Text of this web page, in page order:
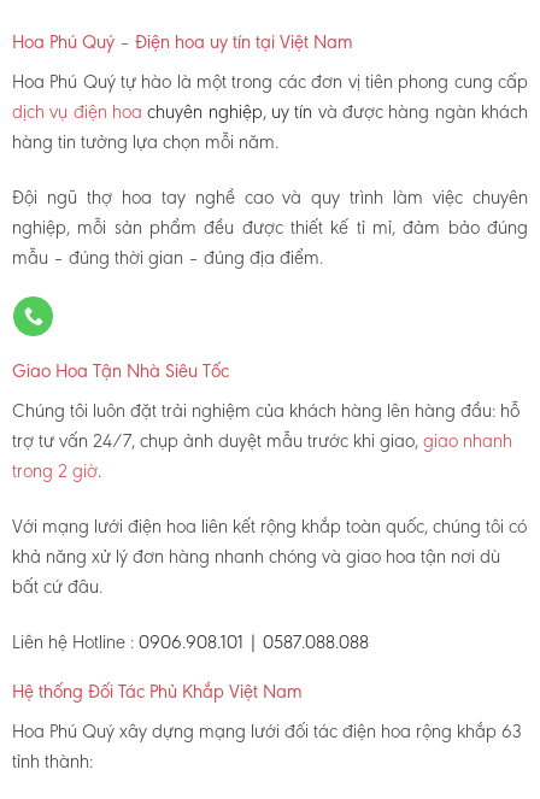
Hoa Phú Quý – Điện hoa uy tín tại Việt Nam
Hoa Phú Quý tự hào là một trong các đơn vị tiên phong cung cấp
dịch vụ điện hoachuyên nghiệp, uy tín và được hàng ngàn khách
hàng tin tưởng lựa chọn mỗi năm.
Đội ngũ thợ hoa tay nghề cao và quy trình làm việc chuyên
nghiệp, mỗi sản phẩm đều được thiết kế tỉ mỉ, đảm bảo đúng
mẫu – đúng thời gian – đúng địa điểm.
Giao Hoa Tận Nhà Siêu Tốc
Chúng tôi luôn đặt trải nghiệm của khách hàng lên hàng đầu: hỗ
trợ tư vấn 24/7, chụp ảnh duyệt mẫu trước khi giao,giao nhanh
trong 2 giờ.
Với mạng lưới điện hoa liên kết rộng khắp toàn quốc, chúng tôi có
khả năng xử lý đơn hàng nhanh chóng và giao hoa tận nơi dù
bất cứ đâu.
Liên hệ Hotline : 0906.908.101 | 0587.088.088
Hệ thống Đối Tác Phủ Khắp Việt Nam
Hoa Phú Quý xây dựng mạng lưới đối tác điện hoa rộng khắp 63
tỉnh thành: